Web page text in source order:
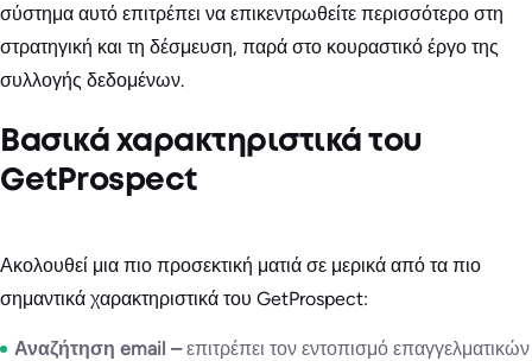
σύστημα αυτό επιτρέπει να επικεντρωθείτε περισσότερο στη
στρατηγική και τη δέσμευση, παρά στο κουραστικό έργο της
συλλογής δεδομένων.
Βασικά χαρακτηριστικά του
GetProspect
Ακολουθεί μια πιο προσεκτική ματιά σε μερικά από τα πιο
σημαντικά χαρακτηριστικά του GetProspect:
Αναζήτηση email –επιτρέπει τον εντοπισμό επαγγελματικών